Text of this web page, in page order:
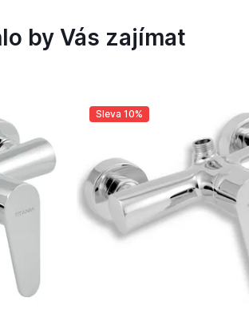
by Vás zajímat
Sleva 10%